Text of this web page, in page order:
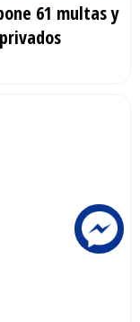
61 multas y